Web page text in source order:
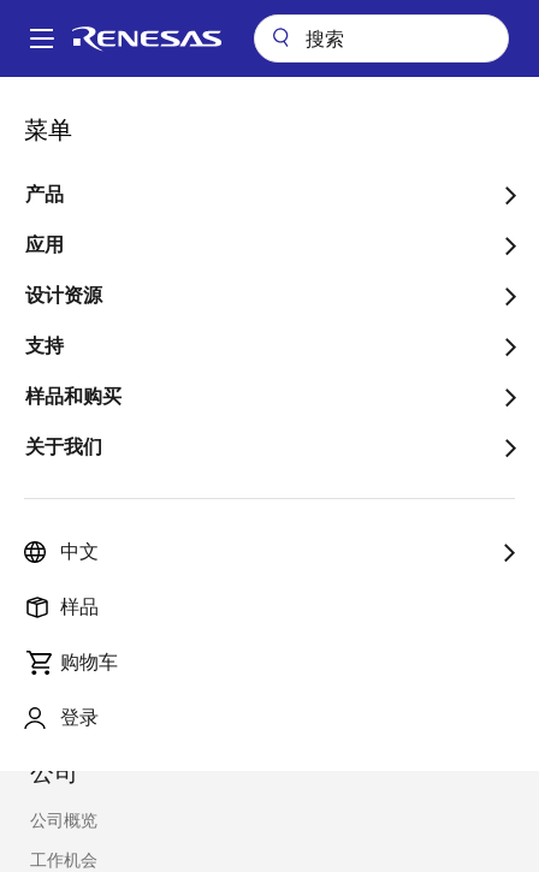
到
Main
菜单
产品
应用
设计资源
支持
样品和购买
关于我们
中文
样品
购物车
登录
面
包
屑
編～
通过电子邮件获取最新消息、产品和解决方案。
公司
公司概览
工作机会